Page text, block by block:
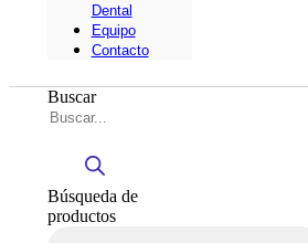
Dental
Equipo
Contacto
Buscar
Búsqueda de
productos